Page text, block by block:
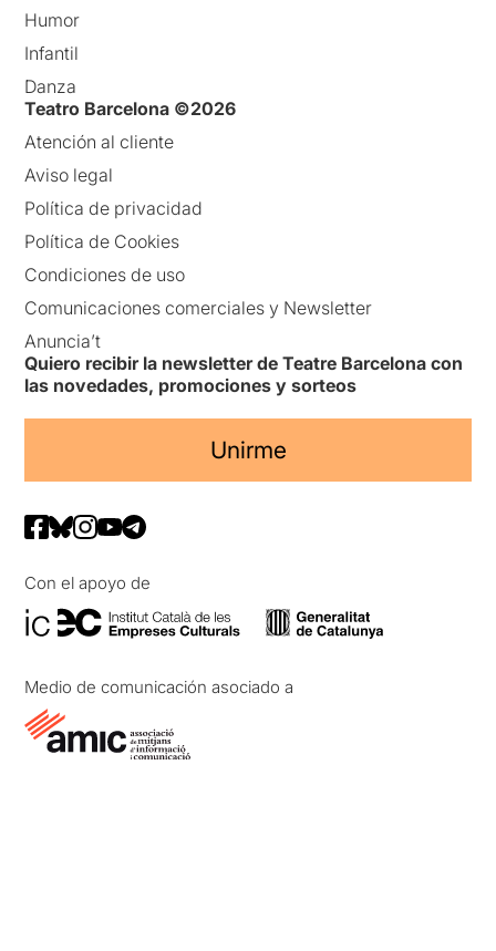
Humor
Infantil
Danza
Teatro Barcelona ©2026
Atención al cliente
Aviso legal
Política de privacidad
Política de Cookies
Condiciones de uso
Comunicaciones comerciales y Newsletter
Anuncia’t
Quiero recibir la newsletter de Teatre Barcelona con
las novedades, promociones y sorteos
Unirme
Con el apoyo de
Medio de comunicación asociado a